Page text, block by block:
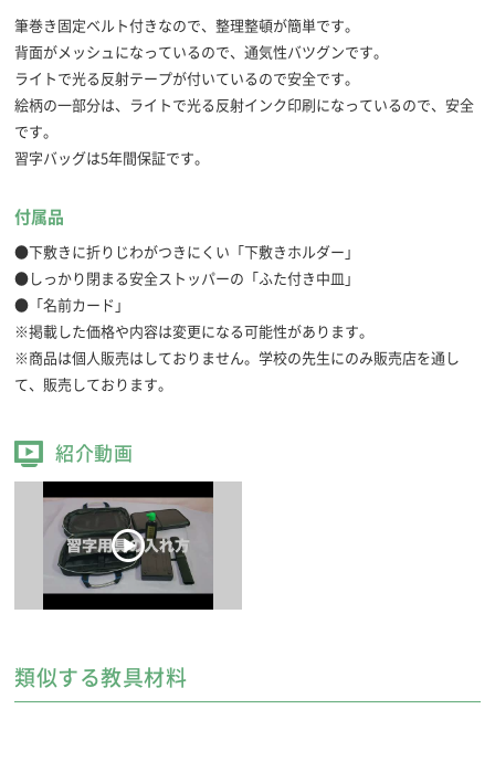
筆巻き固定ベルト付きなので、整理整頓が簡単です。
背面がメッシュになっているので、通気性バツグンです。
ライトで光る反射テープが付いているので安全です。
絵柄の一部分は、ライトで光る反射インク印刷になっているので、安全
です。
習字バッグは5年間保証です。
付属品
●下敷きに折りじわがつきにくい「下敷きホルダー」
●しっかり閉まる安全ストッパーの「ふた付き中皿」
●「名前カード」
基本セット
※掲載した価格や内容は変更になる可能性があります。
※商品は個人販売はしておりません。学校の先生にのみ販売店を通し
て、販売しております。
紹介動画
類似する教具材料